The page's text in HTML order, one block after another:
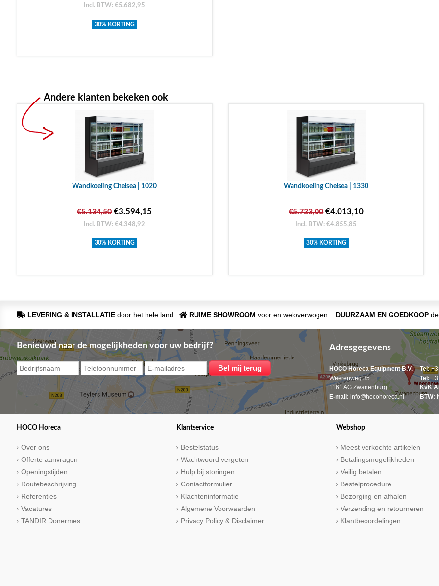
Incl. BTW: €5.682,95
30% KORTING
Andere klanten bekeken ook
Wandkoeling Chelsea | 1020
€5.134,50€3.594,15
Incl. BTW: €4.348,92
30% KORTING
Wandkoeling Chelsea | 1330
€5.733,00€4.013,10
Incl. BTW: €4.855,85
30% KORTING
LEVERING & INSTALLATIEdoor het hele land RUIME SHOWROOM voor en weloverwogen DUURZAAM EN GOEDKOOPde
Benieuwd naar de mogelijkheden voor uw bedrijf? Adresgegevens
HOCO Horeca Equipment B.V.
Weerenweg 35
1161 AG Zwanenburg
E-mail: info@hocohoreca.nl
Tel:
Tel:
KvK
BTW:
HOCO Horeca
Over ons
Offerte aanvragen
Openingstijden
Routebeschrijving
Referenties
Vacatures
TANDIR Donermes
Klantservice
Bestelstatus
Wachtwoord vergeten
Hulp bij storingen
Contactformulier
Klachteninformatie
Algemene Voorwaarden
Privacy Policy & Disclaimer
Webshop
Meest verkochte artikelen
Betalingsmogelijkheden
Veilig betalen
Bestelprocedure
Bezorging en afhalen
Verzending en retourneren
Klantbeoordelingen